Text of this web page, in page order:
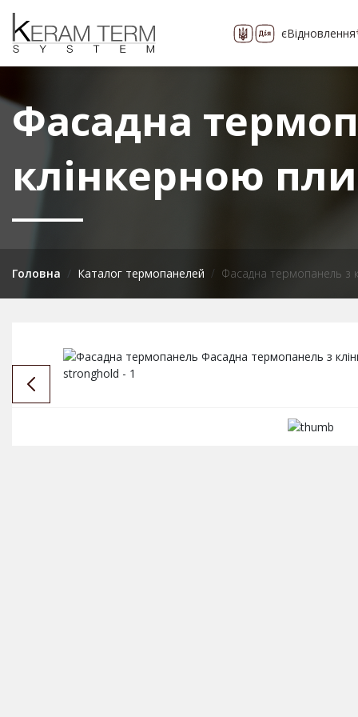
єВідновлення
Про компанію Каталог понад 400 видів
Фасадна
клінкерною
Головна Каталог термопанелей Фасадна термопанель з